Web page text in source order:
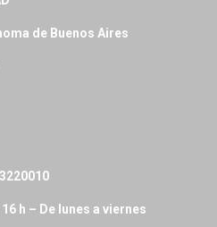
de Buenos Aires
16 h – De lunes a viernes